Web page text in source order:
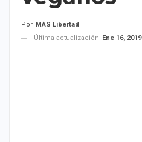
Por MÁS Libertad
Última actualización
Ene 16, 2019